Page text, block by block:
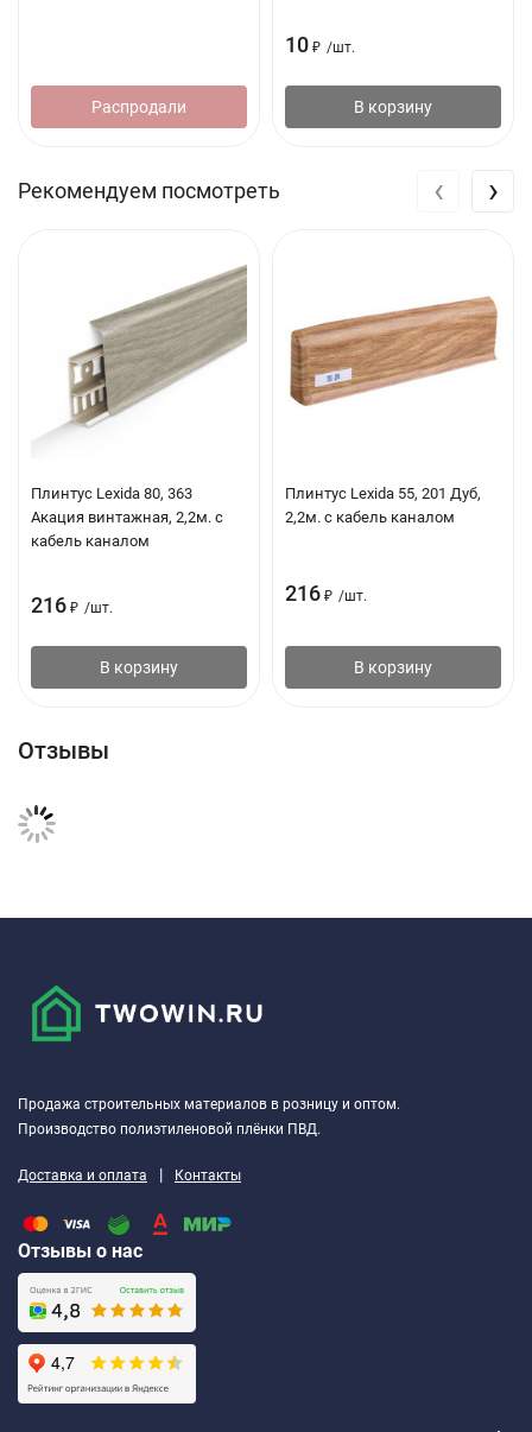
Распродали
10 ₽ /шт.
В корзину
Рекомендуем посмотреть
Плинтус Lexida 80, 363
Акация винтажная, 2,2м. с
кабель каналом
216 ₽ /шт.
В корзину
Плинтус Lexida 55, 201 Дуб,
2,2м. с кабель каналом
216 ₽ /шт.
В корзину
‹ ›
Отзывы
Продажа строительных материалов в розницу и оптом.
Производство полиэтиленовой плёнки ПВД.
Доставка и оплата | Контакты
Отзывы о нас